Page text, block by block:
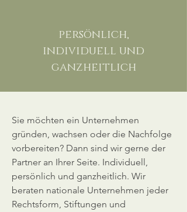
persönlich,
individuell und
ganzheitlich
Sie möchten ein Unternehmen
gründen, wachsen oder die Nachfolge
vorbereiten? Dann sind wir gerne der
Partner an Ihrer Seite. Individuell,
persönlich und ganzheitlich. Wir
beraten nationale Unternehmen jeder
Rechtsform, Stiftungen und